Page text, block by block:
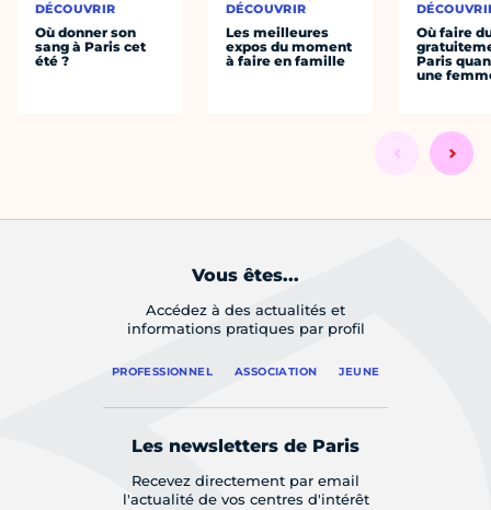
DÉCOUVRIR
Où donner son
sang à Paris cet
été ?
DÉCOUVRIR
Les meilleures
expos du moment
à faire en famille
Où faire
Paris
une
Vous êtes...
Accédez à des actualités et
informations pratiques par profil
PROFESSIONNEL ASSOCIATION JEUNE
Les newsletters de Paris
Recevez directement par email
l'actualité de vos centres d'intérêt